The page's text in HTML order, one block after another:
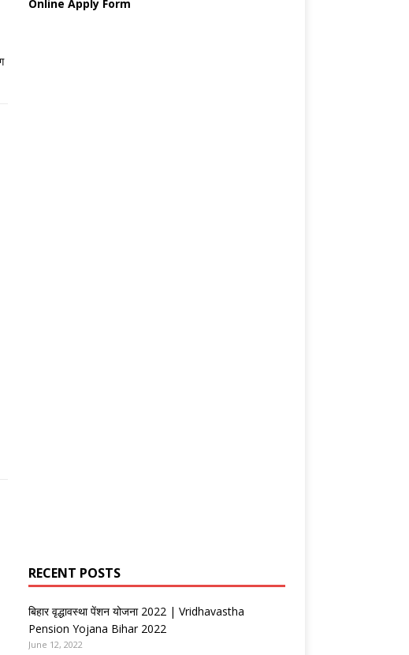
Online Apply Form
RECENT POSTS
बिहार वृद्धावस्था पेंशन योजना 2022 | Vridhavastha
Pension Yojana Bihar 2022
June 12, 2022